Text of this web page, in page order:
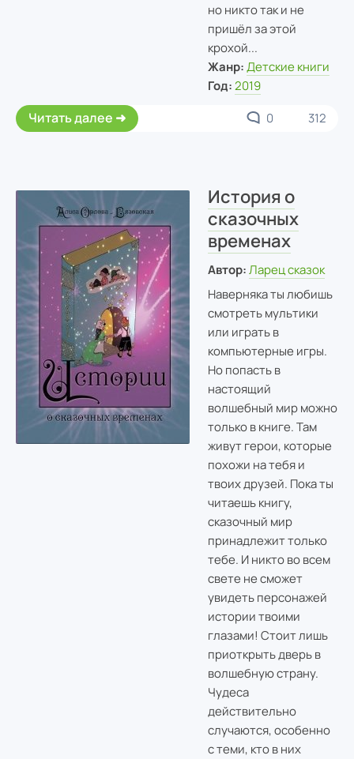
но никто так и не
пришёл за этой
крохой...
Жанр: Детские книги
Год: 2019
Читать далее 0 312
История о
сказочных
временах
Автор: Ларец сказок
Наверняка ты любишь
смотреть мультики
или играть в
компьютерные игры.
Но попасть в
настоящий
волшебный мир можно
только в книге. Там
живут герои, которые
похожи на тебя и
твоих друзей. Пока ты
читаешь книгу,
сказочный мир
принадлежит только
тебе. И никто во всем
свете не сможет
увидеть персонажей
истории твоими
глазами! Стоит лишь
приоткрыть дверь в
волшебную страну.
Чудеса
действительно
случаются, особенно
с теми, кто в них